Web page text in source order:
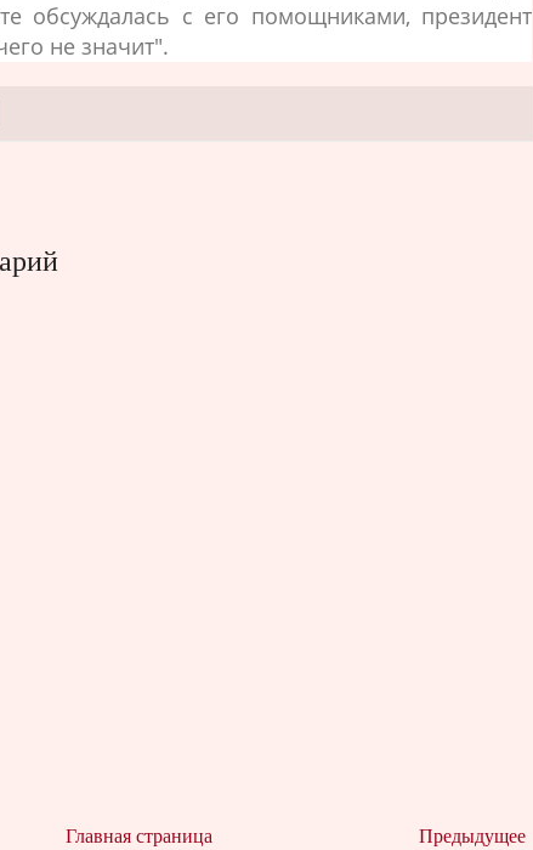
обсуждалась с его помощниками, президент
не значит".
Предыдущее
Главная страница